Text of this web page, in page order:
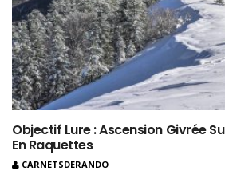
Objectif Lure : Ascension Givrée
En Raquettes
CARNETSDERANDO